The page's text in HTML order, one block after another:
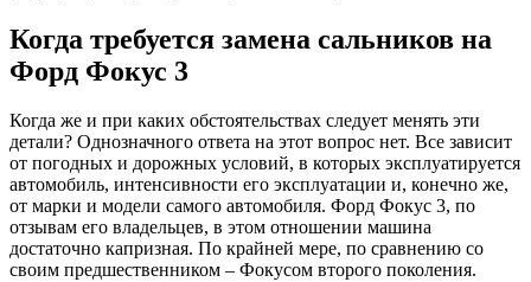
Когда требуется замена сальников на
Форд Фокус 3
Когда же и при каких обстоятельствах следует менять эти
детали? Однозначного ответа на этот вопрос нет. Все зависит
от погодных и дорожных условий, в которых эксплуатируется
автомобиль, интенсивности его эксплуатации и, конечно же,
от марки и модели самого автомобиля. Форд Фокус 3, по
отзывам его владельцев, в этом отношении машина
достаточно капризная. По крайней мере, по сравнению со
своим предшественником – Фокусом второго поколения.